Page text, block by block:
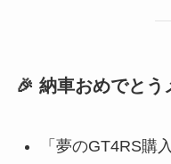
🎉 納車おめでとう
「夢のGT4RS購